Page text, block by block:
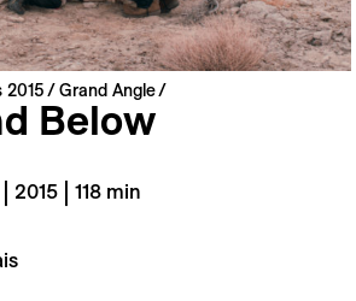
2015 Grand Angle
Below
2015 | 118 min